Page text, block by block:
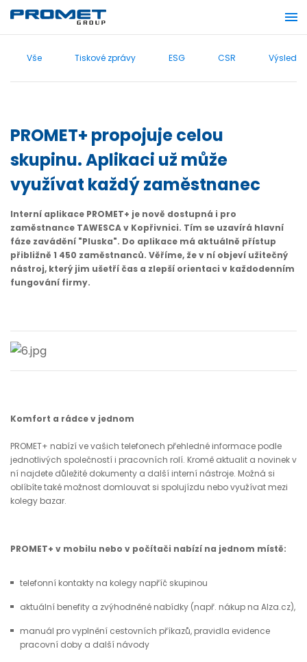
Vše Tiskové zprávy ESG CSR
PROMET+ propojuje celou
skupinu. Aplikaci už může
využívat každý zaměstnanec
Interní aplikace PROMET+ je nově dostupná i pro
zaměstnance TAWESCA v Kopřivnici. Tím se uzavírá hlavní
fáze zavádění "Pluska". Do aplikace má aktuálně přístup
přibližně 1 450 zaměstnanců. Věříme, že v ní objeví užitečný
nástroj, který jim ušetří čas a zlepší orientaci v každodenním
fungování firmy.
Komfort a rádce v jednom
PROMET+ nabízí ve vašich telefonech přehledné informace podle
jednotlivých společností i pracovních rolí. Kromě aktualit a novinek v
ní najdete důležité dokumenty a další interní nástroje. Možná si
oblíbíte také možnost domlouvat si spolujízdu nebo využívat mezi
kolegy bazar.
PROMET+ v mobilu nebo v počítači nabízí na jednom místě:
telefonní kontakty na kolegy napříč skupinou
aktuální benefity a zvýhodněné nabídky (např. nákup na Alza.cz),
manuál pro vyplnění cestovních příkazů, pravidla evidence
pracovní doby a další návody